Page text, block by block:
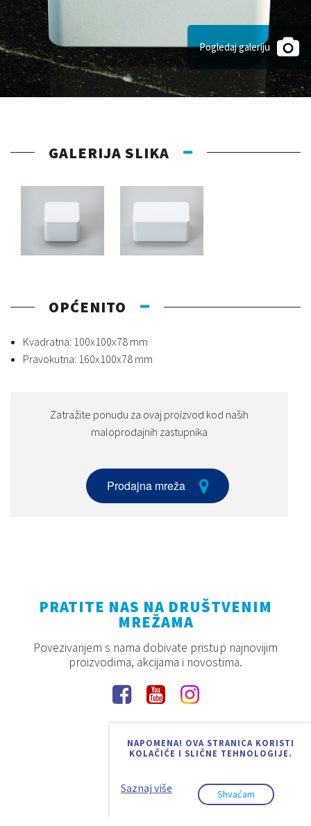
Pogledaj galeriju
GALERIJA SLIKA
OPĆENITO
Kvadratna: 100x100x78 mm
Pravokutna: 160x100x78 mm
Zatražite ponudu za ovaj proizvod kod naših
maloprodajnih zastupnika
Prodajna mreža
NAPOMENA! OVA STRANICA KORISTI
KOLAČIĆE I SLIČNE TEHNOLOGIJE.
Saznaj više Shvaćam
PRATITE NAS NA DRUŠTVENIM
MREŽAMA
Povezivanjem s nama dobivate pristup najnovijim
proizvodima, akcijama i novostima.